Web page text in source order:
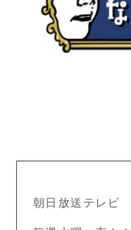
朝日放送テレビ